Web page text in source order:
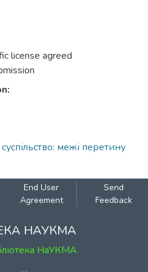
license agreed
межі перетину
End User
Agreement
Send
Feedback
НАУКМА
НаУКМА